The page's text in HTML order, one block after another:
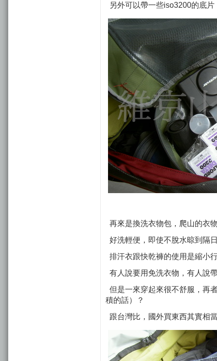
另外可以帶一些iso3200的底
再來是換洗衣物包，爬山的衣
好洗輕便，即使不脫水晾到隔
排汗衣跟快乾褲的使用是縮小
有人說要用免洗衣物，有人說
但是一來穿起來很不舒服，再
積的話）？
跟台灣比，國外買東西其實相